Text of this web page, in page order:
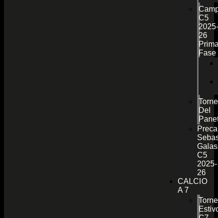
C5
2025-
26
Fase
Del
C5
2025-
26
CALCIO
A 7